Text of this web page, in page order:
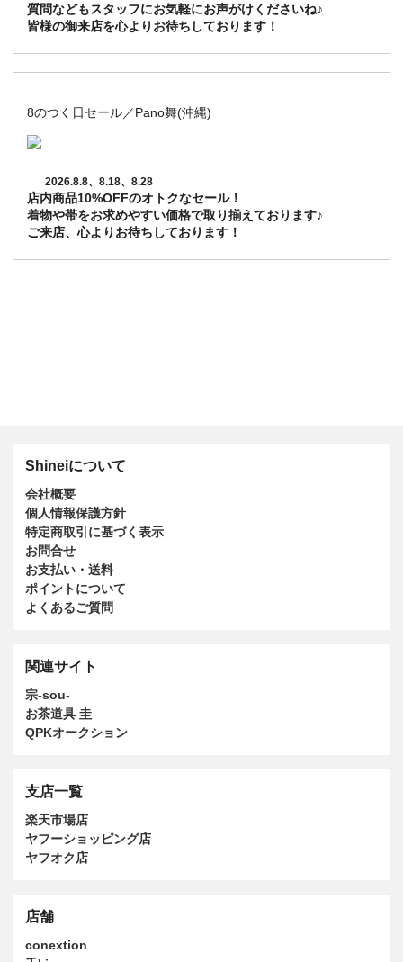
質問などもスタッフにお気軽にお声がけくださいね♪
皆様の御来店を心よりお待ちしております！
8のつく日セール／Pano舞(沖縄)
2026.8.8、8.18、8.28
店内商品10%OFFのオトクなセール！
着物や帯をお求めやすい価格で取り揃えております♪
ご来店、心よりお待ちしております！
Shineiについて
会社概要
個人情報保護方針
特定商取引に基づく表示
お問合せ
お支払い・送料
ポイントについて
よくあるご質問
関連サイト
宗-sou-
お茶道具 圭
QPKオークション
支店一覧
楽天市場店
ヤフーショッピング店
ヤフオク店
店舗
conextion